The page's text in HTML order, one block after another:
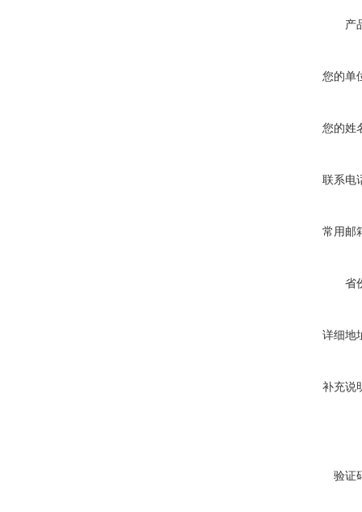
产
您的单
您的姓
联系电
常用邮
省
详细地
补充说
验证